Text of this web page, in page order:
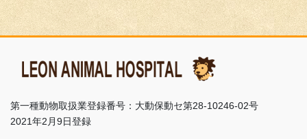
第一種動物取扱業登録番号：大動保動セ第28-10246-02号
2021年2月9日登録